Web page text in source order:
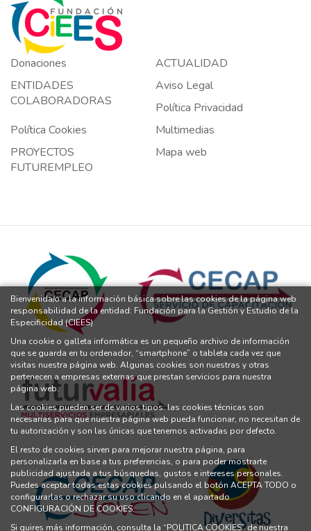
Donaciones
ACTUALIDAD
ENTIDADES
COLABORADORAS
Aviso Legal
Política Privacidad
Política Cookies
Multimedias
PROYECTOS
FUTUREMPLEO
Mapa web
Bienvenida/o a la información básica sobre las cookies de la página web
responsabilidad de la entidad: Fundación para la Gestión y Estudio de la
Especificidad (CIEES)
Una cookie o galleta informática es un pequeño archivo de información
que se guarda en tu ordenador, “smartphone” o tableta cada vez que
visitas nuestra página web. Algunas cookies son nuestras y otras
pertenecen a empresas externas que prestan servicios para nuestra
página web.
Las cookies pueden ser de varios tipos: las cookies técnicas son
necesarias para que nuestra página web pueda funcionar, no necesitan de
tu autorización y son las únicas que tenemos activadas por defecto.
El resto de cookies sirven para mejorar nuestra página, para
personalizarla en base a tus preferencias, o para poder mostrarte
publicidad ajustada a tus búsquedas, gustos e intereses personales.
Puedes aceptar todas estas cookies pulsando el botón ACEPTA TODO o
configurarlas o rechazar su uso clicando en el apartado
CONFIGURACIÓN DE COOKIES.
Si quires más información, consulta la “POLITICA COOKIES”de nuestra